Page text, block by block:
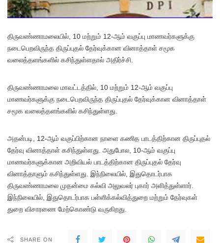
திருவண்ணாமலையில், 10 மற்றும் 12-ஆம் வகுப்பு மாணவர்களுக்கு
நடைபெறவிருந்த திருப்புதல் தேர்வுக்கான வினாத்தாள் சமூக
வலைத்தளங்களில் கசிந்துள்ளதால் அதிர்ச்சி.
திருவண்ணாமலை மாவட்டத்தில், 10 மற்றும் 12-ஆம் வகுப்பு
மாணவர்களுக்கு நடைபெறவிருந்த திருப்புதல் தேர்வுக்கான வினாத்தாள்
சமூக வலைத்தளங்களில் கசிந்துள்ளது.
அதன்படி, 12-ஆம் வகுப்பிற்கான நாளை கணித பாடத்திற்கான திருப்புதல்
தேர்வு வினாத்தாள் கசிந்துள்ளது. அதுபோல, 10-ஆம் வகுப்பு
மாணவர்களுக்கான அறிவியல் பாடத்திற்கான திருப்புதல் தேர்வு
வினாத்தாளும் கசிந்துள்ளது. இந்நிலையில், இதுதொடர்பாக
திருவண்ணாமலை முதன்மை கல்வி அலுவலர் புகார் அளித்துள்ளார்.
இந்நிலையில், இதுதொடர்பாக பள்ளிக்கல்வித்துறை மற்றும் தேர்வுகள்
துறை விசாரணை மேற்கொண்டு வருகிறது.
SHARE ON